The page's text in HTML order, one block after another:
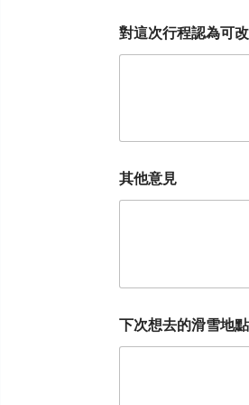
對這次行程認為可
其他意見
下次想去的滑雪地點